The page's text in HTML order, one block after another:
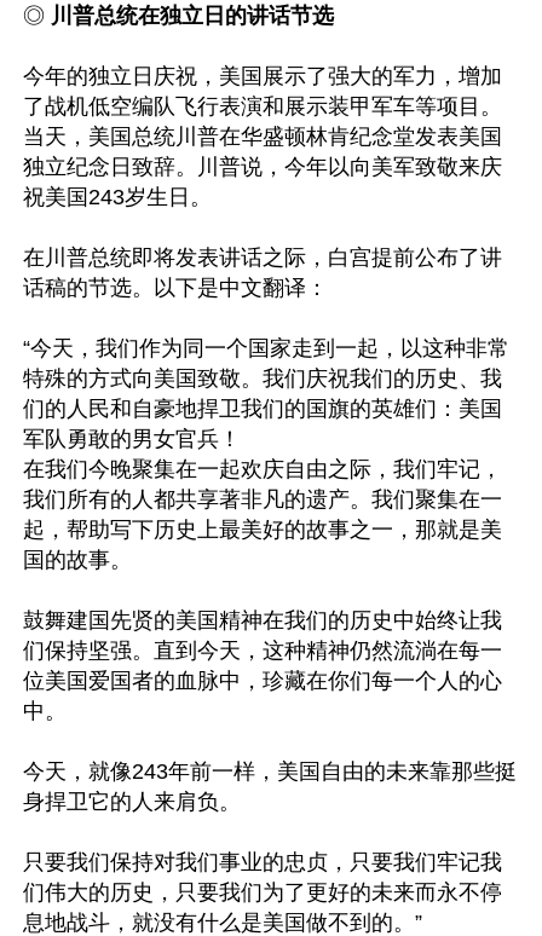
◎ 川普总统在独立日的讲话节选
今年的独立日庆祝，美国展示了强大的军力，增加
了战机低空编队飞行表演和展示装甲军车等项目。
当天，美国总统川普在华盛顿林肯纪念堂发表美国
独立纪念日致辞。川普说，今年以向美军致敬来庆
祝美国243岁生日。
在川普总统即将发表讲话之际，白宫提前公布了讲
话稿的节选。以下是中文翻译：
“今天，我们作为同一个国家走到一起，以这种非常
特殊的方式向美国致敬。我们庆祝我们的历史、我
们的人民和自豪地捍卫我们的国旗的英雄们：美国
军队勇敢的男女官兵！
在我们今晚聚集在一起欢庆自由之际，我们牢记，
我们所有的人都共享著非凡的遗产。我们聚集在一
起，帮助写下历史上最美好的故事之一，那就是美
国的故事。
鼓舞建国先贤的美国精神在我们的历史中始终让我
们保持坚强。直到今天，这种精神仍然流淌在每一
位美国爱国者的血脉中，珍藏在你们每一个人的心
中。
今天，就像243年前一样，美国自由的未来靠那些挺
身捍卫它的人来肩负。
只要我们保持对我们事业的忠贞，只要我们牢记我
们伟大的历史，只要我们为了更好的未来而永不停
息地战斗，就没有什么是美国做不到的。”